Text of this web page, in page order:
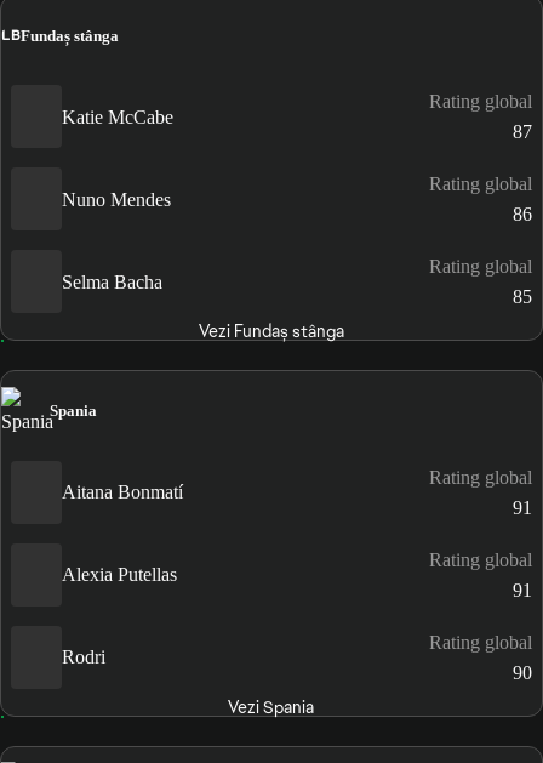
LBFundaș stânga
Katie McCabe
Rating global
87
Nuno Mendes
Rating global
86
Selma Bacha
Rating global
85
Vezi Fundaș stânga
Spania
Aitana Bonmatí
Rating global
91
Alexia Putellas
Rating global
91
Rodri
Rating global
90
Vezi Spania